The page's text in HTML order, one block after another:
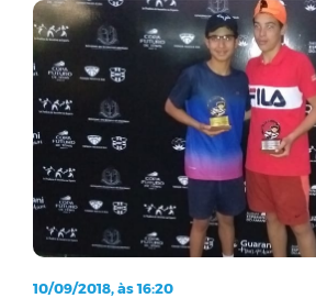
10/09/2018, às 16:20